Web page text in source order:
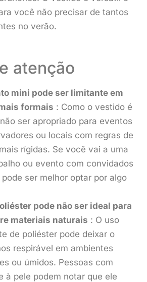
você não precisar de tantos
no verão.
atenção
mini pode ser limitante em
formais : Como o vestido é
ser apropriado para eventos
ou locais com regras de
rígidas. Se você vai a uma
ou evento com convidados
ser melhor optar por algo
pode não ser ideal para
materiais naturais : O uso
de poliéster pode deixar o
respirável em ambientes
ou úmidos. Pessoas com
à pele podem notar que ele